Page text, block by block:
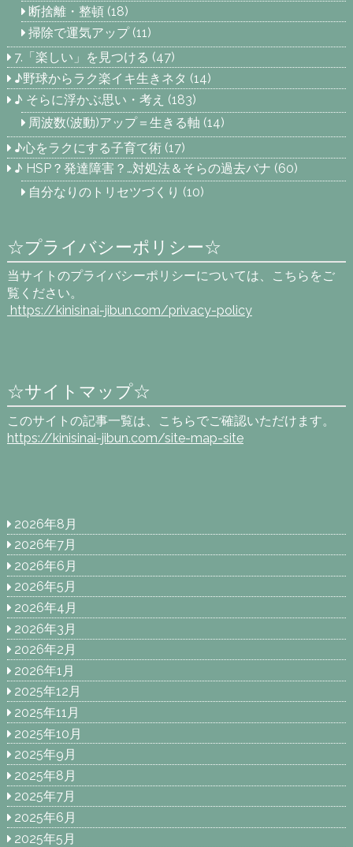
断捨離・整頓(18)
掃除で運気アップ(11)
7.「楽しい」を見つける (47)
♪野球からラク楽イキ生きネタ (14)
♪ そらに浮かぶ思い・考え (183)
周波数(波動)アップ＝生きる軸 (14)
♪心をラクにする子育て術 (17)
♪ HSP？発達障害？…対処法＆そらの過去バナ (60)
自分なりのトリセツづくり (10)
☆プライバシーポリシー☆
当サイトのプライバシーポリシーについては、こちらをご
覧ください。
https://kinisinai-jibun.com/privacy-policy
☆サイトマップ☆
このサイトの記事一覧は、こちらでご確認いただけます。
https://kinisinai-jibun.com/site-map-site
2026年8月
2026年7月
2026年6月
2026年5月
2026年4月
2026年3月
2026年2月
2026年1月
2025年12月
2025年11月
2025年10月
2025年9月
2025年8月
2025年7月
2025年6月
2025年5月